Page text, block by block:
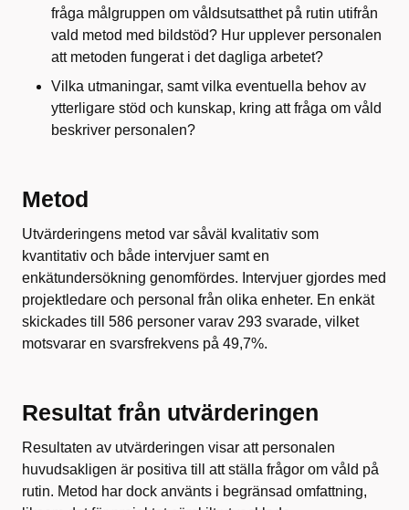
fråga målgruppen om våldsutsatthet på rutin utifrån
vald metod med bildstöd? Hur upplever personalen
att metoden fungerat i det dagliga arbetet?
Vilka utmaningar, samt vilka eventuella behov av
ytterligare stöd och kunskap, kring att fråga om våld
beskriver personalen?
Metod
Utvärderingens metod var såväl kvalitativ som
kvantitativ och både intervjuer samt en
enkätundersökning genomfördes. Intervjuer gjordes med
projektledare och personal från olika enheter. En enkät
skickades till 586 personer varav 293 svarade, vilket
motsvarar en svarsfrekvens på 49,7%.
Resultat från utvärderingen
Resultaten av utvärderingen visar att personalen
huvudsakligen är positiva till att ställa frågor om våld på
rutin. Metod har dock använts i begränsad omfattning,